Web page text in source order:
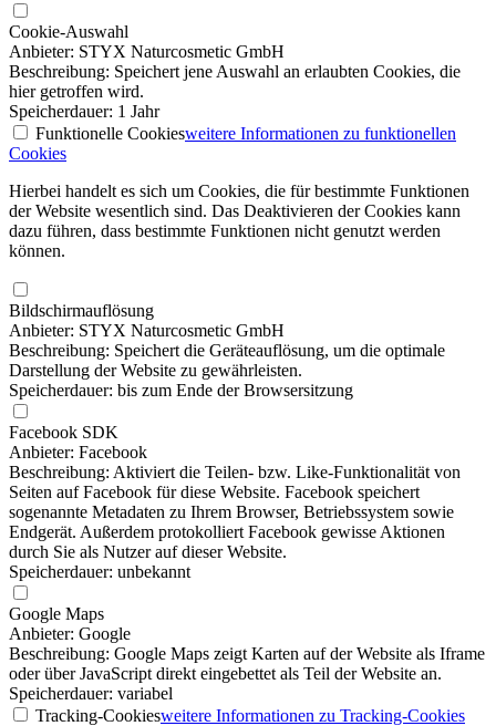
Cookie-Auswahl
Anbieter: STYX Naturcosmetic GmbH
Beschreibung: Speichert jene Auswahl an erlaubten Cookies, die
hier getroffen wird.
Speicherdauer: 1 Jahr
Funktionelle Cookiesweitere Informationen zu funktionellen
Cookies
Hierbei handelt es sich um Cookies, die für bestimmte Funktionen
der Website wesentlich sind. Das Deaktivieren der Cookies kann
dazu führen, dass bestimmte Funktionen nicht genutzt werden
können.
Bildschirmauflösung
Anbieter: STYX Naturcosmetic GmbH
Beschreibung: Speichert die Geräteauflösung, um die optimale
Darstellung der Website zu gewährleisten.
Speicherdauer: bis zum Ende der Browsersitzung
Facebook SDK
Anbieter: Facebook
Beschreibung: Aktiviert die Teilen- bzw. Like-Funktionalität von
Seiten auf Facebook für diese Website. Facebook speichert
sogenannte Metadaten zu Ihrem Browser, Betriebssystem sowie
Endgerät. Außerdem protokolliert Facebook gewisse Aktionen
durch Sie als Nutzer auf dieser Website.
Speicherdauer: unbekannt
Google Maps
Anbieter: Google
Beschreibung: Google Maps zeigt Karten auf der Website als Iframe
oder über JavaScript direkt eingebettet als Teil der Website an.
Speicherdauer: variabel
Tracking-Cookiesweitere Informationen zu Tracking-Cookies